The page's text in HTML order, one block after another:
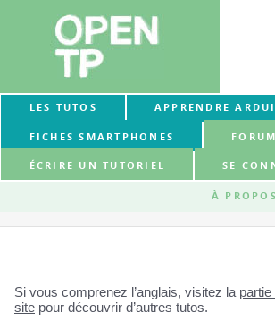
LES TUTOS APPRENDRE
FICHES SMARTPHONES FORUM
ÉCRIRE UN TUTORIEL SE
À PROPOS
Si vous comprenez l’anglais, visitez la
site pour découvrir d’autres tutos.